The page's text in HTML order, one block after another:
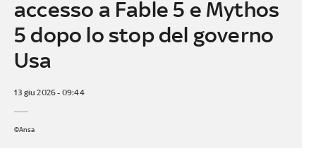
accesso a Fable 5 e Mythos
5 dopo lo stop del governo
Usa
13 giu 2026 - 09:44
©Ansa